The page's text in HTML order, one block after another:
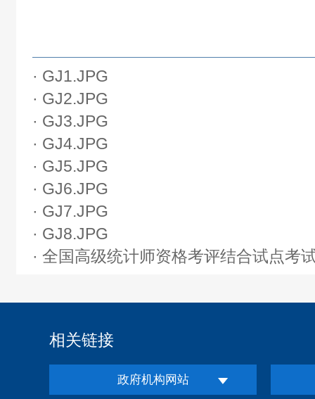
· GJ1.JPG
· GJ2.JPG
· GJ3.JPG
· GJ4.JPG
· GJ5.JPG
· GJ6.JPG
· GJ7.JPG
· GJ8.JPG
· 全国高级统计师资格考评结合试点考
相关链接
政府机构网站